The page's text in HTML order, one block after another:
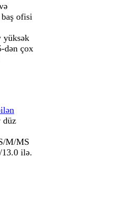
baş ofisi
yüksək
dən çox
düz
M/MS
13.0 ilə.